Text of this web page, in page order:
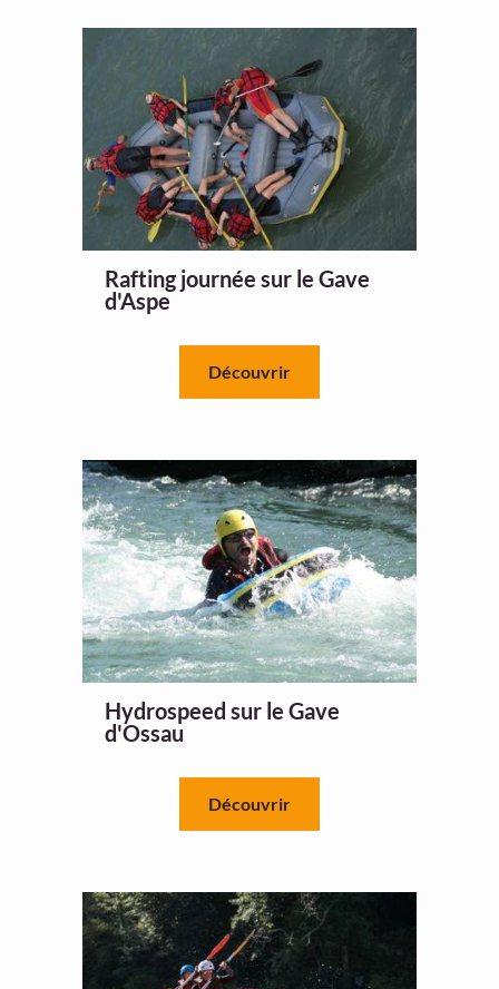
Rafting journée sur le Gave
d'Aspe
Découvrir
Hydrospeed sur le Gave
d'Ossau
Découvrir